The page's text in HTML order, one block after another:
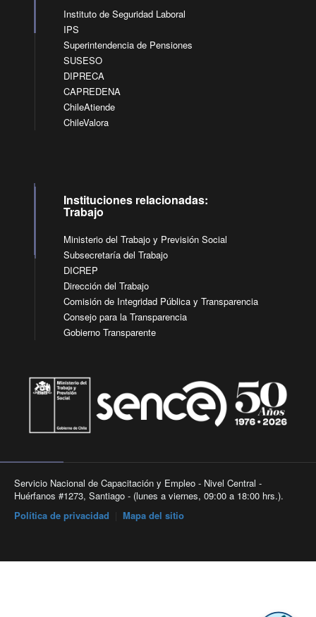
Instituto de Seguridad Laboral
IPS
Superintendencia de Pensiones
SUSESO
DIPRECA
CAPREDENA
ChileAtiende
ChileValora
Instituciones relacionadas:
Trabajo
Ministerio del Trabajo y Previsión Social
Subsecretaría del Trabajo
DICREP
Dirección del Trabajo
Comisión de Integridad Pública y Transparencia
Consejo para la Transparencia
Gobierno Transparente
Servicio Nacional de Capacitación y Empleo - Nivel Central -
Huérfanos #1273, Santiago - (lunes a viernes, 09:00 a 18:00 hrs.).
Política de privacidad
Mapa del sitio